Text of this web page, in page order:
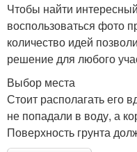
Чтобы найти
воспользоваться фото
количество идей
решение для любого
Выбор места
Стоит располагать его
не попадали в воду, а
Поверхность грунта